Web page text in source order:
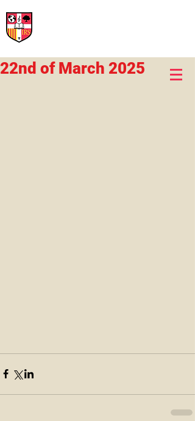
22nd of March 2025